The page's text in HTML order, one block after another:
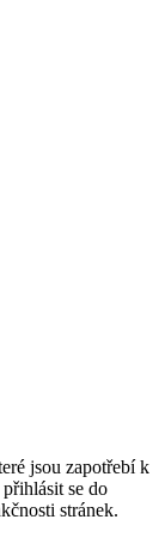
jsou zapotřebí k
se do
stránek.